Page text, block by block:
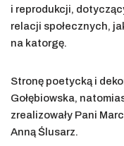
i reprodukcji,
relacji społecznych,
na katorgę.
Stronę poetycką i
Gołębiowska,
zrealizowały Pani
Anną Ślusarz.